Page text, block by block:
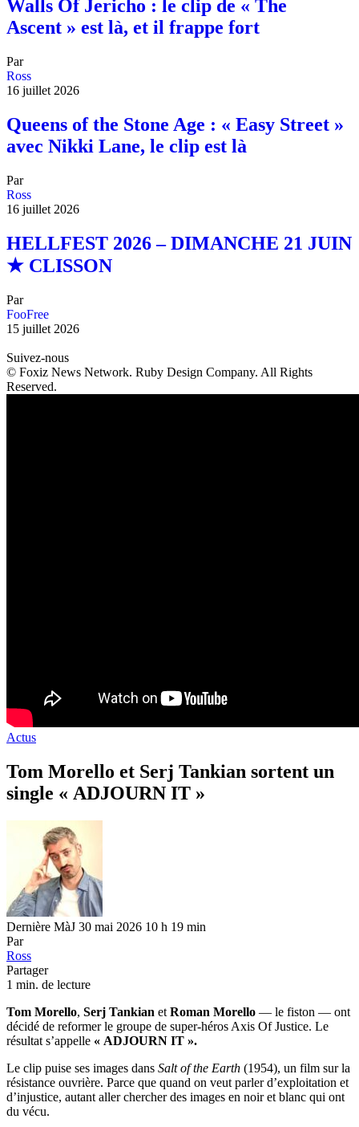
Walls Of Jericho : le clip de « The
Ascent » est là, et il frappe fort
Par
Ross
16 juillet 2026
Queens of the Stone Age : « Easy Street »
avec Nikki Lane, le clip est là
Par
Ross
16 juillet 2026
HELLFEST 2026 – DIMANCHE 21 JUIN
★ CLISSON
Par
FooFree
15 juillet 2026
Suivez-nous
© Foxiz News Network. Ruby Design Company. All Rights
Reserved.
Actus
Tom Morello et Serj Tankian sortent un
single « ADJOURN IT »
Dernière MàJ 30 mai 2026 10 h 19 min
Par
Ross
Partager
1 min. de lecture
Tom Morello, Serj Tankian et Roman Morello — le fiston — ont
décidé de reformer le groupe de super-héros Axis Of Justice. Le
résultat s’appelle « ADJOURN IT ».
Le clip puise ses images dans Salt of the Earth (1954), un film sur la
résistance ouvrière. Parce que quand on veut parler d’exploitation et
d’injustice, autant aller chercher des images en noir et blanc qui ont
du vécu.